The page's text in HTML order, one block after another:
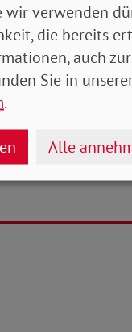
überzeugt:
mit den
einen eigenen
Millionen
stehen,
zu
wir verwenden
die bereits
auch zur
Sie in
.
Alle